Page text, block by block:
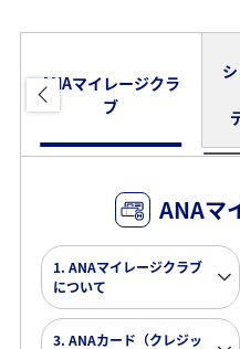
ANAマイレージクラ
ブ
ANAマ
1. ANAマイレージクラブ
について
3. ANAカード（クレジッ